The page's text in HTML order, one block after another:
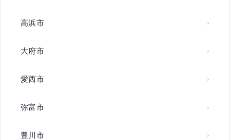
高浜市
大府市
愛西市
弥富市
豊川市